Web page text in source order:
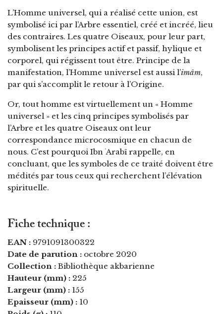
L’Homme universel, qui a réalisé cette union, est
symbolisé ici par l’Arbre essentiel, créé et incréé, lieu
des contraires. Les quatre Oiseaux, pour leur part,
symbolisent les principes actif et passif, hylique et
corporel, qui régissent tout être. Principe de la
manifestation, l’Homme universel est aussi l’imâm,
par qui s’accomplit le retour à l’Origine.
Or, tout homme est virtuellement un « Homme
universel » et les cinq principes symbolisés par
l’Arbre et les quatre Oiseaux ont leur
correspondance microcosmique en chacun de
nous. C’est pourquoi Ibn ʿArabî rappelle, en
concluant, que les symboles de ce traité doivent être
médités par tous ceux qui recherchent l’élévation
spirituelle.
Fiche technique :
EAN : 9791091300322
Date de parution : octobre 2020
Collection : Bibliothèque akbarienne
Hauteur (mm) : 225
Largeur (mm) : 155
Epaisseur (mm) : 10